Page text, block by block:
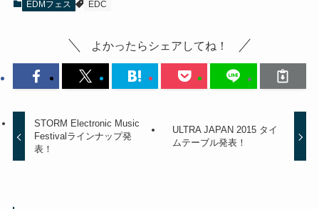
EDMフェス EDC
よかったらシェアしてね！
STORM Electronic Music
Festivalラインナップ発
表！
ULTRA JAPAN 2015 タイ
ムテーブル発表！